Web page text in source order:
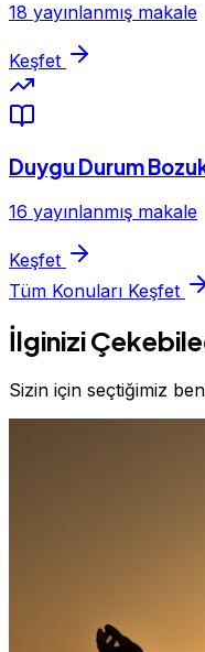
18 yayınlanmış makale
Keşfet
Duygu Durum
16 yayınlanmış makale
Keşfet
Tüm Konuları Keşfet
İlginizi
Sizin için seçtiğimiz